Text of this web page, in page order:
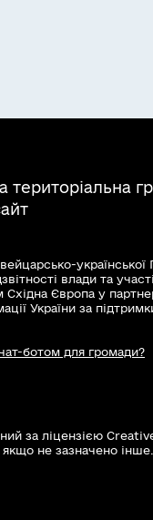
територіальна
української
влади та
Східна Європа у
України за
ботом для громади?
за ліцензією
не зазначено інше.